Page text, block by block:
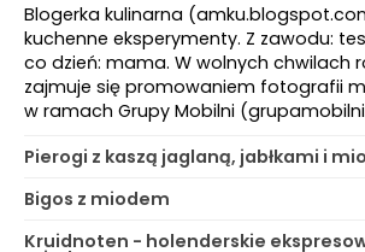
Blogerka kulinarna
kuchenne eksperymenty. Z zawodu:
co dzień: mama. W wolnych chwilach
zajmuje się promowaniem fotografii
w ramach Grupy Mobilni
Pierogi z kaszą jaglaną, jabłkami i
Bigos z miodem
Kruidnoten - holenderskie